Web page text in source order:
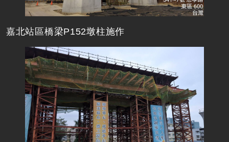
嘉北站區橋梁P152墩柱施作